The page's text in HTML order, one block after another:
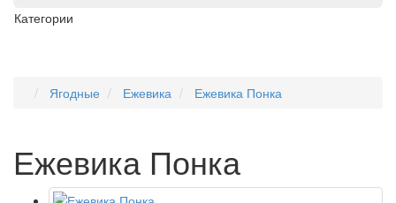
Категории
Ягодные Ежевика Ежевика Понка
Ежевика Понка